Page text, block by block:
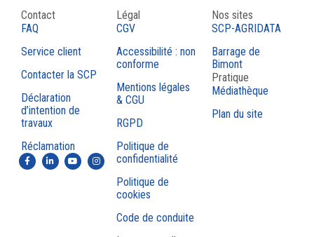
Contact
FAQ
Service client
Contacter la SCP
Déclaration
d’intention de
travaux
Réclamation
Légal
CGV
Accessibilité : non
conforme
Mentions légales
& CGU
RGPD
Politique de
confidentialité
Politique de
cookies
Code de conduite
Nos sites
SCP-AGRIDATA
Barrage de
Bimont
Pratique
Médiathèque
Plan du site